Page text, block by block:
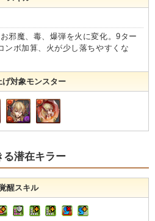
邪魔、毒、爆弾を火に変化。9ター
ンボ加算、火が少し落ちやすくな
げ対象モンスター
る潜在キラー
醒スキル